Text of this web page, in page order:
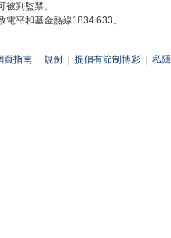
判監禁。
平和基金熱線1834 633。
頁指南 規例 提倡有節制博彩 私